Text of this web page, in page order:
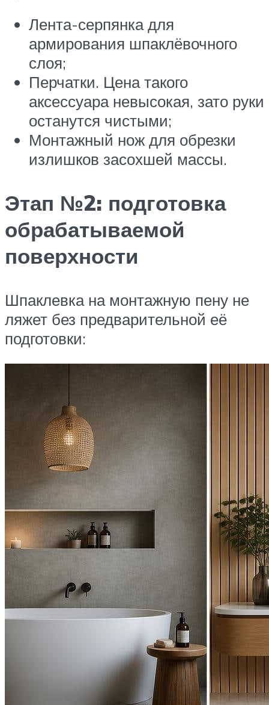
Лента-серпянка для
армирования шпаклёвочного
слоя;
Перчатки. Цена такого
аксессуара невысокая, зато руки
останутся чистыми;
Монтажный нож для обрезки
излишков засохшей массы.
Этап №2: подготовка
обрабатываемой
поверхности
Шпаклевка на монтажную пену не
ляжет без предварительной её
подготовки: